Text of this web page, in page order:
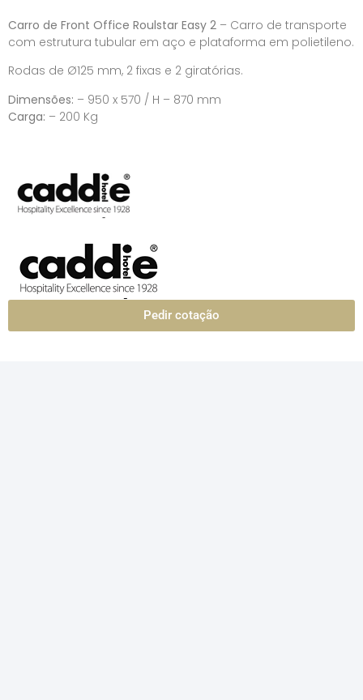
Carro de Front Office Roulstar Easy 2 – Carro de transporte
com estrutura tubular em aço e plataforma em polietileno.
Rodas de Ø125 mm, 2 fixas e 2 giratórias.
Dimensões: – 950 x 570 / H – 870 mm
Carga: – 200 Kg
Pedir cotação